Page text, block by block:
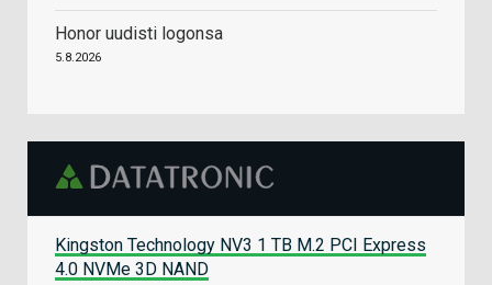
Honor uudisti logonsa
5.8.2026
Kingston Technology NV3 1 TB M.2 PCI Express
4.0 NVMe 3D NAND